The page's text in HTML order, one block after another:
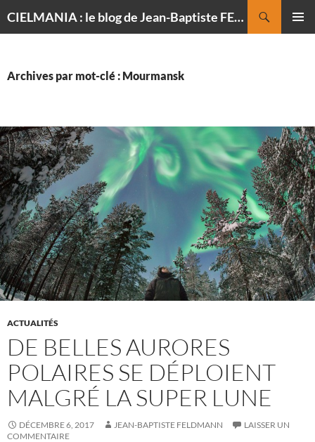
CIELMANIA : le blog de Jean-Baptiste FELDMANN, photographe du ciel
Archives par mot-clé : Mourmansk
ACTUALITÉS
DE BELLES AURORES
POLAIRES SE DÉPLOIENT
MALGRÉ LA SUPER LUNE
DÉCEMBRE 6, 2017 JEAN-BAPTISTE FELDMANN
LAISSER UN
COMMENTAIRE